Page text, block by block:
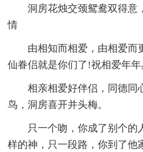
洞房花烛交颈鸳鸯双得意
情
由相知而相爱，由相爱而
仙眷侣就是你们了!祝相爱年
相亲相爱好伴侣，同德同
鸟，洞房喜开并头梅。
只一个吻，你成了别个的
样的神，只一段路，你到了他